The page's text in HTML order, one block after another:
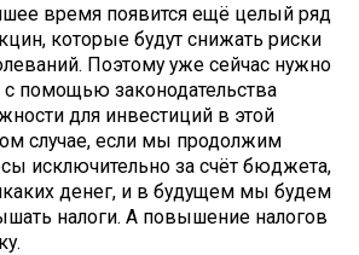
время появится ещё целый ряд
которые будут снижать риски
Поэтому уже сейчас нужно
с помощью законодательства
для инвестиций в этой
случае, если мы продолжим
исключительно за счёт бюджета,
денег, и в будущем мы будем
налоги. А повышение налогов